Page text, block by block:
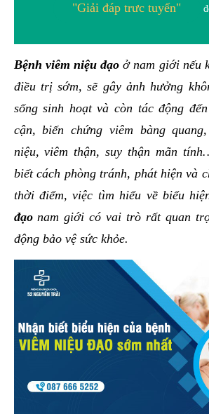
"Giải đáp trưc tuyến"
Bệnh viêm niệu đạo ở nam giới nếu
điều trị sớm, sẽ gây ảnh hưởng
sống sinh hoạt và còn tác động
cận, biến chứng viêm bàng
niệu, viêm thận, suy thận mãn
biết cách phòng tránh, phát hiện và
thời điểm, việc tìm hiểu về biểu
đạonam giới có vai trò rất quan
động bảo vệ sức khỏe.